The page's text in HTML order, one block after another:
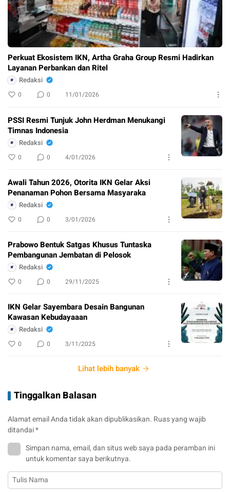
Perkuat Ekosistem IKN, Artha Graha Group Resmi Hadirkan
Layanan Perbankan dan Ritel
Redaksi
0 0 11/01/2026
PSSI Resmi Tunjuk John Herdman Menukangi
Timnas Indonesia
Redaksi
0 0 4/01/2026
Awali Tahun 2026, Otorita IKN Gelar Aksi
Penanaman Pohon Bersama Masyaraka
Redaksi
0 0 3/01/2026
Prabowo Bentuk Satgas Khusus Tuntaska
Pembangunan Jembatan di Pelosok
Redaksi
0 0 29/11/2025
IKN Gelar Sayembara Desain Bangunan
Kawasan Kebudayaaan
Redaksi
0 0 3/11/2025
Lihat lebih banyak
Tinggalkan Balasan
Alamat email Anda tidak akan dipublikasikan. Ruas yang wajib
ditandai*
Simpan nama, email, dan situs web saya pada peramban ini
untuk komentar saya berikutnya.